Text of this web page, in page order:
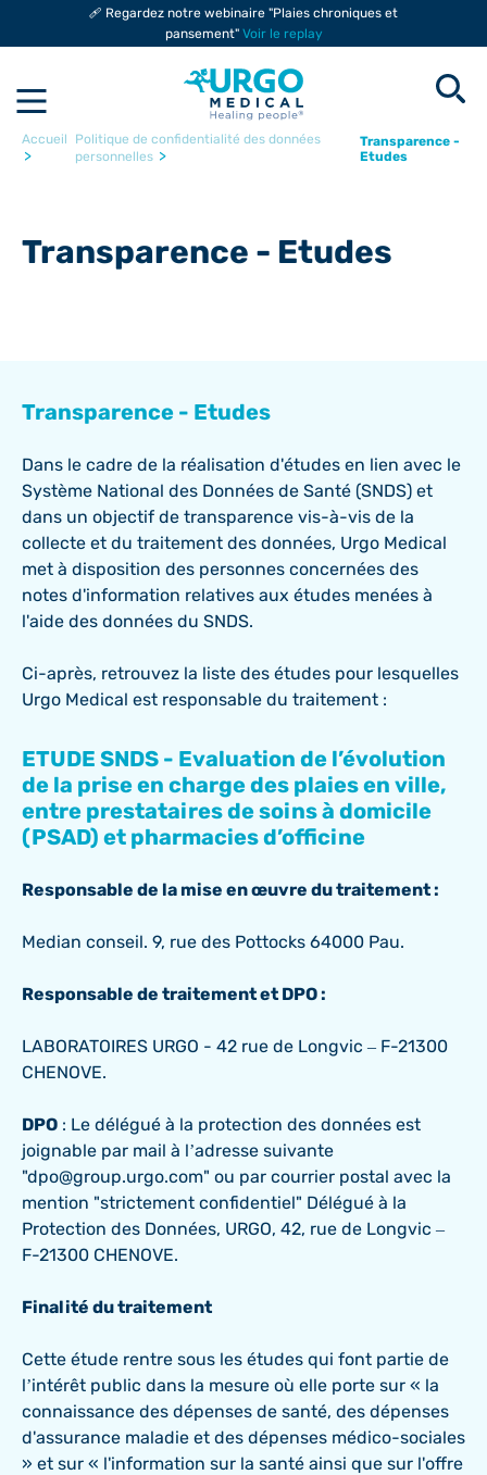
🩹 Regardez notre webinaire "Plaies chroniques et
pansement" Voir le replay
Accueil
>
Politique de confidentialité des données
personnelles >
Transparence -
Etudes
Transparence - Etudes
Transparence - Etudes
Dans le cadre de la réalisation d'études en lien avec le
Système National des Données de Santé (SNDS) et
dans un objectif de transparence vis-à-vis de la
collecte et du traitement des données, Urgo Medical
met à disposition des personnes concernées des
notes d'information relatives aux études menées à
l'aide des données du SNDS.
Ci-après, retrouvez la liste des études pour lesquelles
Urgo Medical est responsable du traitement :
ETUDE SNDS - Evaluation de l’évolution
de la prise en charge des plaies en ville,
entre prestataires de soins à domicile
(PSAD) et pharmacies d’officine
Responsable de la mise en œuvre du traitement :
Median conseil. 9, rue des Pottocks 64000 Pau.
Responsable de traitement et DPO :
LABORATOIRES URGO - 42 rue de Longvic – F-21300
CHENOVE.
DPO : Le délégué à la protection des données est
joignable par mail à l’adresse suivante
"dpo@group.urgo.com" ou par courrier postal avec la
mention "strictement confidentiel" Délégué à la
Protection des Données, URGO, 42, rue de Longvic –
F-21300 CHENOVE.
Finalité du traitement
Cette étude rentre sous les études qui font partie de
l’intérêt public dans la mesure où elle porte sur « la
connaissance des dépenses de santé, des dépenses
d'assurance maladie et des dépenses médico-sociales
» et sur « l'information sur la santé ainsi que sur l'offre